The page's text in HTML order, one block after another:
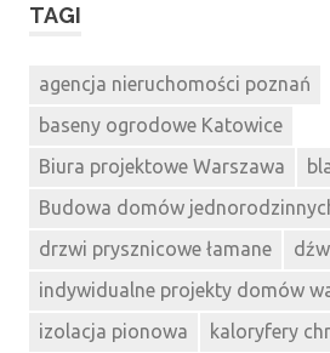
TAGI
agencja nieruchomości poznań
baseny ogrodowe Katowice
Biura projektowe Warszawa
Budowa domów
drzwi prysznicowe łamane
indywidualne projekty domów
izolacja pionowa
kaloryfery